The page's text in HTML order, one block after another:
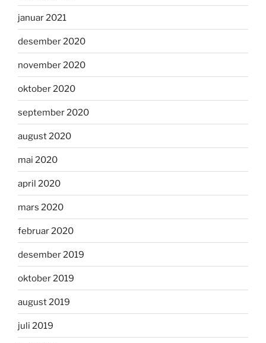
januar 2021
desember 2020
november 2020
oktober 2020
september 2020
august 2020
mai 2020
april 2020
mars 2020
februar 2020
desember 2019
oktober 2019
august 2019
juli 2019